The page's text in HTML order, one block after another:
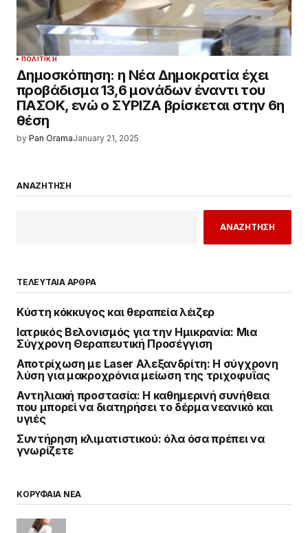
ΠΟΛΙΤΙΚΉ
Δημοσκόπηση: η Νέα Δημοκρατία έχει
προβάδισμα 13,6 μονάδων έναντι του
ΠΑΣΟΚ, ενώ ο ΣΥΡΙΖΑ βρίσκεται στην 6η
θέση
by Pan OramaJanuary 21, 2025
ΑΝΑΖΗΤΗΣΗ
ΑΝΑΖΗΤΗΣΗ
ΤΕΛΕΥΤΑΙΑ ΑΡΘΡΑ
Κύστη κόκκυγος και θεραπεία λέιζερ
Ιατρικός Βελονισμός για την Ημικρανία: Μια
Σύγχρονη Θεραπευτική Προσέγγιση
Αποτρίχωση με Laser Αλεξανδρίτη: Η σύγχρονη
λύση για μακροχρόνια μείωση της τριχοφυΐας
Αντηλιακή προστασία: Η καθημερινή συνήθεια
που μπορεί να διατηρήσει το δέρμα νεανικό και
υγιές
Συντήρηση κλιματιστικού: όλα όσα πρέπει να
γνωρίζετε
ΚΟΡΥΦΑΙΑ ΝΕΑ